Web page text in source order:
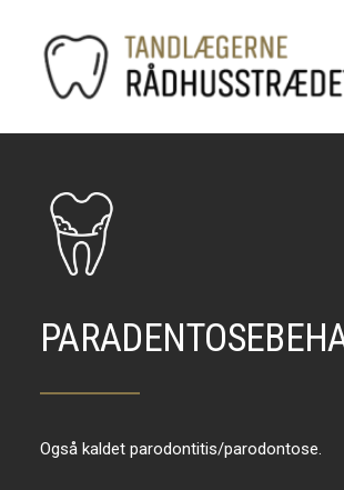
Også kaldet parodontitis/parodontose.